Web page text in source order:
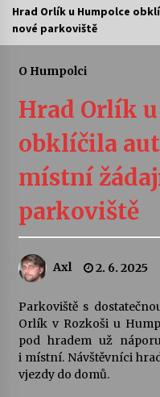
Vernisáž
30. 7.
Veselí
30. 7.
šedesátka:
Letní
Jenakaši
28. 7.
Hrad Orlík u Humpolce
nové parkoviště
O Humpolci
Hrad Orlík
obklíčila
místní
parkoviště
Axl 2. 6. 2025
Parkoviště s
Orlík v Rozkoši u
pod hradem už
i místní. Návštěvníci
vjezdy do domů.